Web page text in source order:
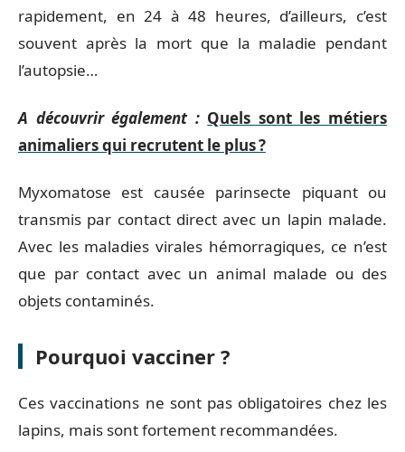
rapidement, en 24 à 48 heures, d’ailleurs, c’est
souvent après la mort que la maladie pendant
l’autopsie…
A découvrir également : Quels sont les métiers
animaliers qui recrutent le plus ?
Myxomatose est causée parinsecte piquant ou
transmis par contact direct avec un lapin malade.
Avec les maladies virales hémorragiques, ce n’est
que par contact avec un animal malade ou des
objets contaminés.
Pourquoi vacciner ?
Ces vaccinations ne sont pas obligatoires chez les
lapins, mais sont fortement recommandées.